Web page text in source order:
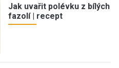
Jak uvařit polévku z bílých
fazolí | recept